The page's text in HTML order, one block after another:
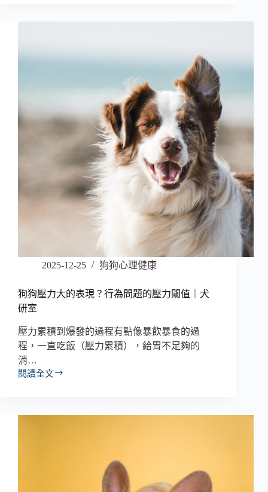
2025-12-25 狗狗心理健康
狗狗壓力大的表現？行為問題的壓力閾值｜犬
研室
壓力累積到爆發的過程有點像暴飲暴食的過
程，一直吃飯（壓力累積），給胃不足夠的
消…
閱讀全文